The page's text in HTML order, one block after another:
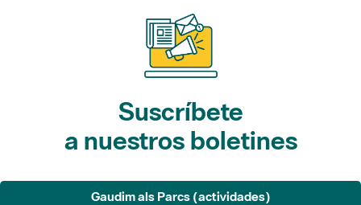
Suscríbete
a nuestros boletines
Gaudim als Parcs (actividades)